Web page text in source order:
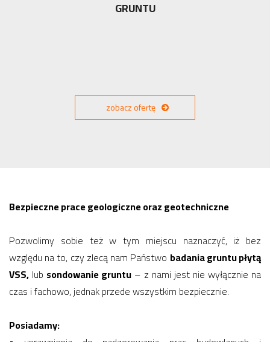
GRUNTU
zobacz ofertę
Bezpieczne prace geologiczne oraz geotechniczne
Pozwolimy sobie też w tym miejscu naznaczyć, iż bez
względu na to, czy zlecą nam Państwo badania gruntu płytą
VSS, lub sondowanie gruntu – z nami jest nie wyłącznie na
czas i fachowo, jednak przede wszystkim bezpiecznie.
Posiadamy: